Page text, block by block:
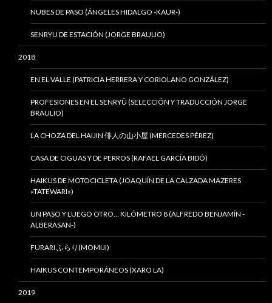
NUBES DE PASO (ÁNGELES HIDALGO -KAUR-)
SENRYU DE ESTACIÓN (JORGE BRAULIO)
2018
EN EL VALLE (PATRICIA HERRERA Y CORIOLANO GONZÁLEZ)
PROFESIONES EN EL SENRYÛ (SELECCIÓN Y TRADUCCIÓN JORGE
BRAULIO)
LA CHOZA DEL HAIJIN 俳人の山小屋 (MERCEDES PÉREZ)
CASA DE CIGUAS Y DE PERROS (RAFAEL GARCÍA BIDÓ)
HAIKUS DE MOTOCICLETA (JOAQUÍN DE LA CALZADA MAZERES
«TATEWARI»)
UN PASO Y LUEGO OTRO… KILÓMETRO 8 (ALFREDO BENJAMÍN -
ALBERASAN-)
FURARI ふらり(MOMIJI)
HAIKUS CONTEMPORÁNEOS (XARO LA)
2019